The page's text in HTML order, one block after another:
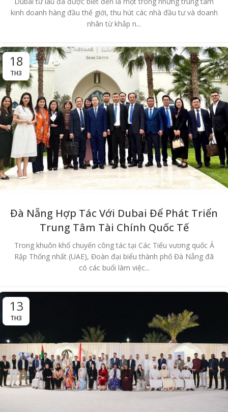
kinh doanh hàng đầu thế giới, thu hút các nhà đầu tư và doanh
nhân từ khắp n...
18
TH3
Đà Nẵng Hợp Tác Với Dubai Để Phát Triển
Trung Tâm Tài Chính Quốc Tế
Trong khuôn khổ chuyến công tác tại Các Tiểu vương quốc Ả
Rập Thống nhất (UAE), Đoàn đại biểu thành phố Đà Nẵng đã
có các buổi làm việc...
13
TH3